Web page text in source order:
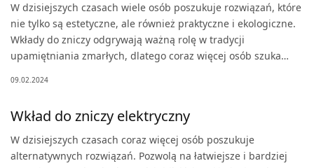
W dzisiejszych czasach wiele osób poszukuje rozwiązań, które
nie tylko są estetyczne, ale również praktyczne i ekologiczne.
Wkłady do zniczy odgrywają ważną rolę w tradycji
upamiętniania zmarłych, dlatego coraz więcej osób szuka…
09.02.2024
Wkład do zniczy elektryczny
W dzisiejszych czasach coraz więcej osób poszukuje
alternatywnych rozwiązań. Pozwolą na łatwiejsze i bardziej